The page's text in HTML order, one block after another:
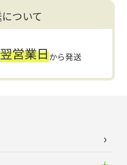
ついて
翌営業日から発送